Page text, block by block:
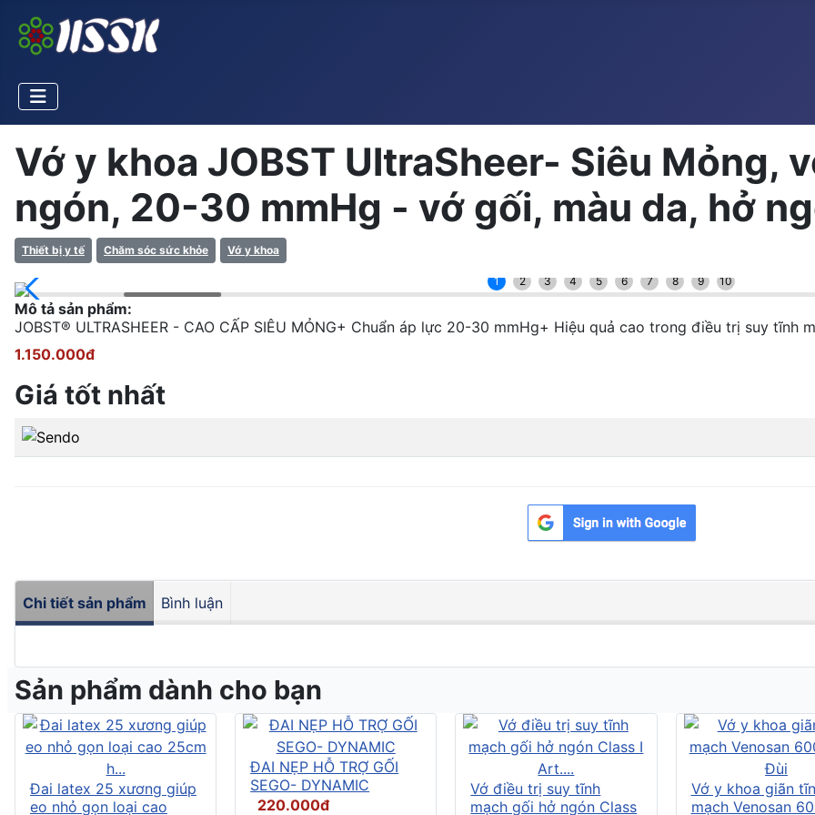
Vớ y khoa JOBST UltraSheer- Siêu Mỏng,
ngón, 20-30 mmHg - vớ gối, màu da, hở
Thiết bị y tế Chăm sóc sức khỏe Vớ y khoa
1 2 3 4 5 6 7 8 9 10
Mô tả sản phẩm:
JOBST® ULTRASHEER - CAO CẤP SIÊU MỎNG+ Chuẩn áp lực 20-30 mmHg+ Hiệu quả cao trong điều trị suy tĩnh
1.150.000đ
Giá tốt nhất
Chi tiết sản phẩm Bình luận
Sản phẩm dành cho bạn
Đai latex 25 xương giúp
eo nhỏ gọn loại cao
ĐAI NẸP HỖ TRỢ GỐI
SEGO- DYNAMIC
220.000đ
Vớ điều trị suy tĩnh
mạch gối hở ngón Class
Vớ y khoa giãn
mạch Venosan